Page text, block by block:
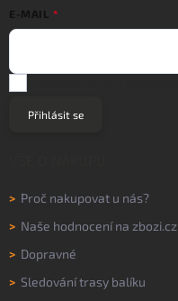
E-MAIL
Přihlásit se
> Proč nakupovat u nás?
> Naše hodnocení na zbozi.cz
> Dopravné
> Sledování trasy balíku